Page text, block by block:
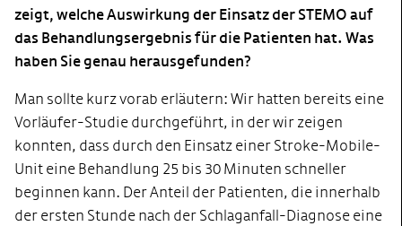
zeigt, welche Auswirkung der Einsatz der STEMO auf
das Behandlungsergebnis für die Patienten hat. Was
haben Sie genau herausgefunden?
Man sollte kurz vorab erläutern: Wir hatten bereits eine
Vorläufer-Studie durchgeführt, in der wir zeigen
konnten, dass durch den Einsatz einer Stroke-Mobile-
Unit eine Behandlung 25 bis 30 Minuten schneller
beginnen kann. Der Anteil der Patienten, die innerhalb
der ersten Stunde nach der Schlaganfall-Diagnose eine